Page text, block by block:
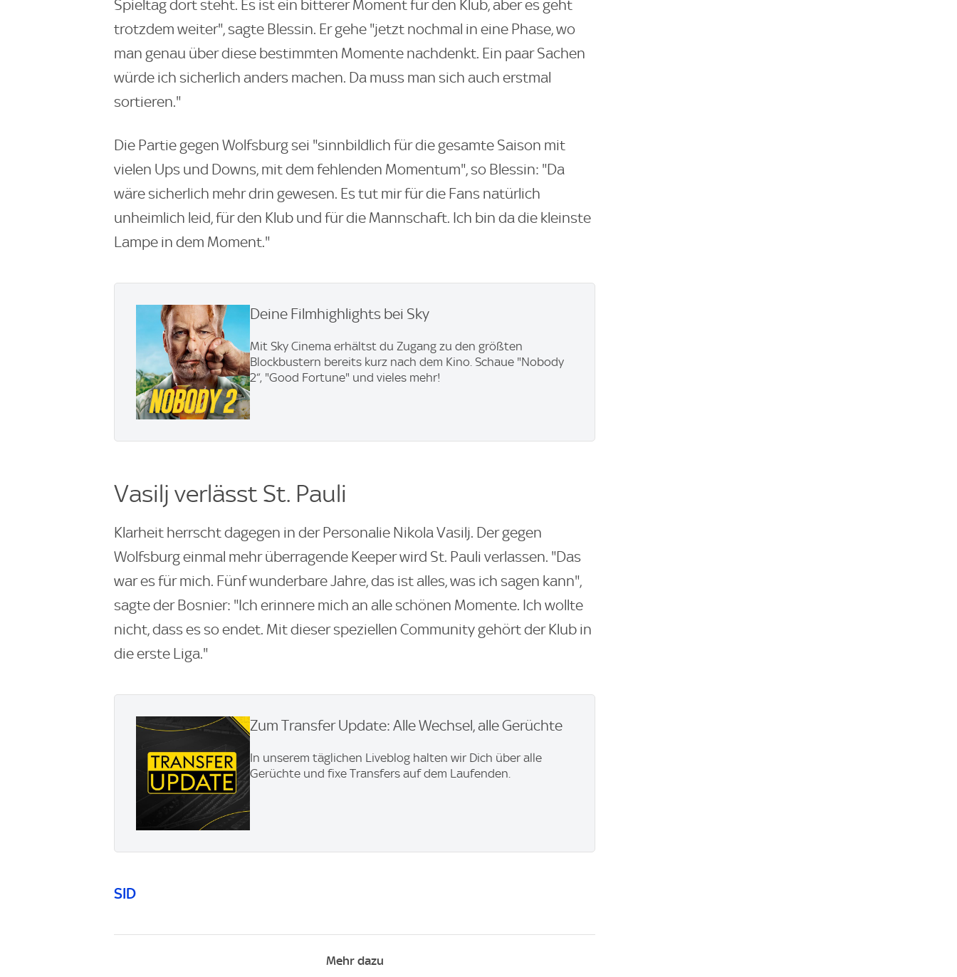
Spieltag dort steht. Es ist ein bitterer Moment für den Klub, aber es geht
trotzdem weiter", sagte Blessin. Er gehe "jetzt nochmal in eine Phase, wo
man genau über diese bestimmten Momente nachdenkt. Ein paar Sachen
würde ich sicherlich anders machen. Da muss man sich auch erstmal
sortieren."
Die Partie gegen Wolfsburg sei "sinnbildlich für die gesamte Saison mit
vielen Ups und Downs, mit dem fehlenden Momentum", so Blessin: "Da
wäre sicherlich mehr drin gewesen. Es tut mir für die Fans natürlich
unheimlich leid, für den Klub und für die Mannschaft. Ich bin da die kleinste
Lampe in dem Moment."
Deine Filmhighlights bei Sky
Mit Sky Cinema erhältst du Zugang zu den größten
Blockbustern bereits kurz nach dem Kino. Schaue "Nobody
2“, "Good Fortune" und vieles mehr!
Vasilj verlässt St. Pauli
Klarheit herrscht dagegen in der Personalie Nikola Vasilj. Der gegen
Wolfsburg einmal mehr überragende Keeper wird St. Pauli verlassen. "Das
war es für mich. Fünf wunderbare Jahre, das ist alles, was ich sagen kann",
sagte der Bosnier: "Ich erinnere mich an alle schönen Momente. Ich wollte
nicht, dass es so endet. Mit dieser speziellen Community gehört der Klub in
die erste Liga."
Zum Transfer Update: Alle Wechsel, alle Gerüchte
In unserem täglichen Liveblog halten wir Dich über alle
Gerüchte und fixe Transfers auf dem Laufenden.
SID
Mehr dazu